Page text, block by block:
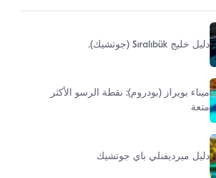
دليل خليج Sıralıbük (جوتشيك).
ميناء بويراز (بودروم): نقطة الرسو الأكثر
متعة
دليل ميرديفنلي باي جوتشيك